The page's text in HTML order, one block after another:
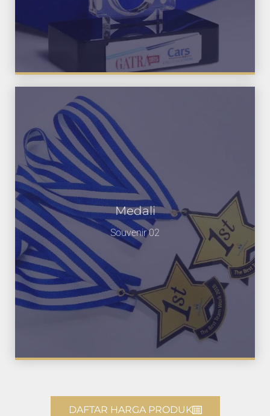
Medali
Souvenir 02
DAFTAR HARGA PRODUK